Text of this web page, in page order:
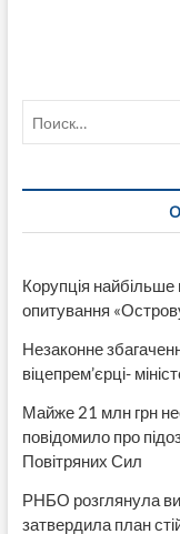
Корупція найбільше
опитування
Незаконне
віцепрем’єрці-
Майже 21 млн грн
повідомило про
Повітряних Сил
РНБО розглянула
затвердила план